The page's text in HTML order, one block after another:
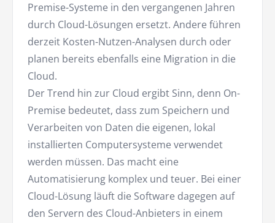
Premise-Systeme in den vergangenen Jahren
durch Cloud-Lösungen ersetzt. Andere führen
derzeit Kosten-Nutzen-Analysen durch oder
planen bereits ebenfalls eine Migration in die
Cloud.
Der Trend hin zur Cloud ergibt Sinn, denn On-
Premise bedeutet, dass zum Speichern und
Verarbeiten von Daten die eigenen, lokal
installierten Computersysteme verwendet
werden müssen. Das macht eine
Automatisierung komplex und teuer. Bei einer
Cloud-Lösung läuft die Software dagegen auf
den Servern des Cloud-Anbieters in einem